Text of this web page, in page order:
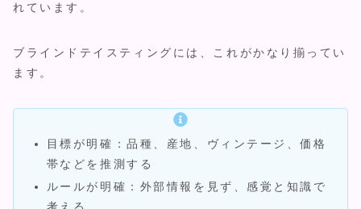
れています。
ブラインドテイスティングには、これがかなり揃ってい
ます。
目標が明確：品種、産地、ヴィンテージ、価格
帯などを推測する
ルールが明確：外部情報を見ず、感覚と知識で
考える